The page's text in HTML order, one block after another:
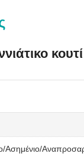
Ασημένιο/